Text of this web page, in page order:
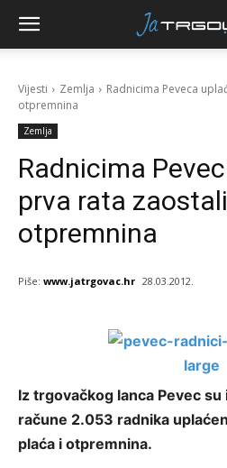
Vijesti Zemlja
Radnicima Peveca
otpremnina
Zemlja
Radnicima
prva rata
otpremnina
Piše: www.jatrgovac.hr 28.03.2012.
Iz trgovačkog lanca Pevec
račune 2.053 radnika
plaća i otpremnina.